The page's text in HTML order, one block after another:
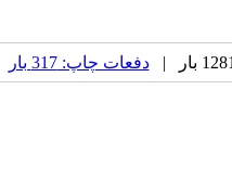
دفعات چاپ: 317 بار